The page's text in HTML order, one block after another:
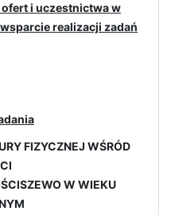
ofert i uczestnictwa w
realizacji zadań
FIZYCZNEJ WŚRÓD
W WIEKU